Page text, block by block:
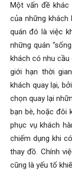
Một vấn đề khác
của những khách
quán đó là việc
những quán
khách có nhu cầu
giới hạn thời
khách quay lại,
chọn quay lại
bạn bè, hoặc đôi
phục vụ khách
chiếm dụng khi
thay đồ. Chính
cũng là yếu tố